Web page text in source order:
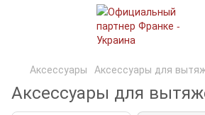
Аксессуары Аксессуары для
Аксессуары для